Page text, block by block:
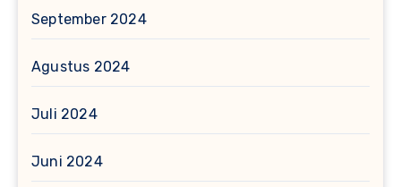
September 2024
Agustus 2024
Juli 2024
Juni 2024